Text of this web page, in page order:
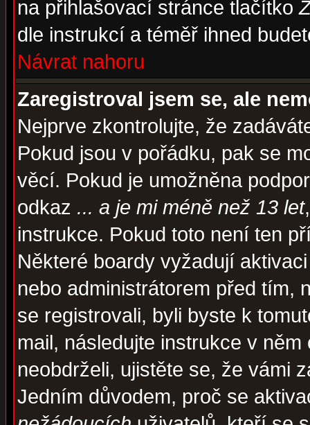
na přihlašovací stránce tlačítko
dle instrukcí a téměř ihned
Návrat nahoru
Zaregistroval jsem se, ale
Nejprve zkontrolujte, že
Pokud jsou v pořádku, pak se
věcí. Pokud je umožněna
odkaz ... a je mi méně než 13 let
instrukce. Pokud toto není ten
Některé boardy vyžadují
nebo administrátorem před tím,
se registrovali, byli byste k
mail, následujte instrukce v
neobdrželi, ujistěte se, že vámi
Jedním důvodem, proč se